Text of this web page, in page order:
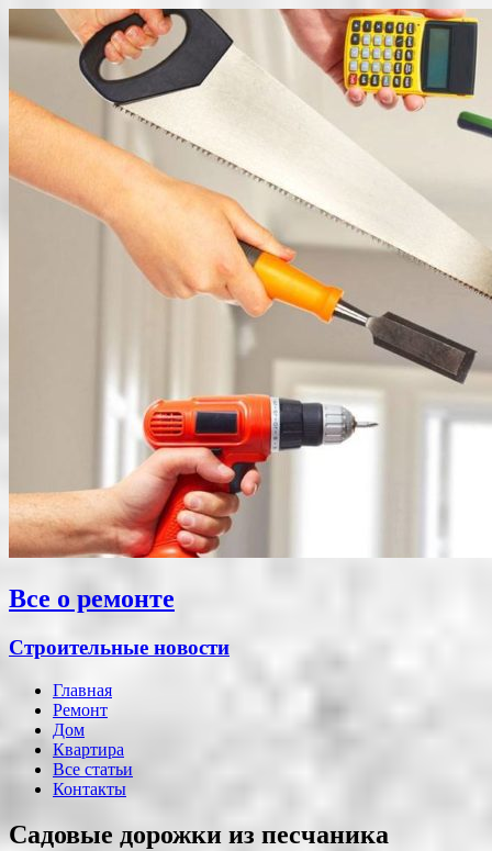
Все о ремонте
Строительные новости
Главная
Ремонт
Дом
Квартира
Все статьи
Контакты
Садовые дорожки из песчаника